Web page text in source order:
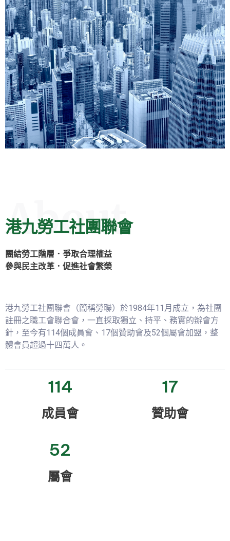
About
港九勞工社團聯會
團結勞工階層．爭取合理權益
參與民主改革．促進社會繁榮
港九勞工社團聯會（簡稱勞聯）於1984年11月成立，為社團
註冊之職工會聯合會，一直採取獨立、持平、務實的辦會方
針，至今有114個成員會、17個贊助會及52個屬會加盟，整
體會員超過十四萬人。
114
成員會
17
贊助會
52
屬會